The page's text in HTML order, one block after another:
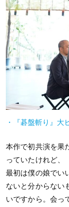
・『碁盤斬り』大
本作で初共演を果
っていたけれど、
最初は僕の娘でい
ないと分からない
いですから。会っ